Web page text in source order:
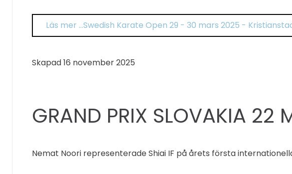
Läs mer …Swedish Karate Open 29 - 30 mars 2025 -
Skapad16 november 2025
GRAND PRIX SLOVAKIA 22
Nemat Noori representerade Shiai IF på årets första